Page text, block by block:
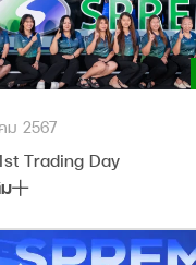
ม 2567
Trading Day